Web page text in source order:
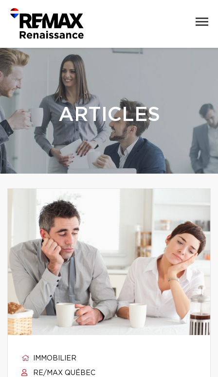
ARTICLES
IMMOBILIER
RE/MAX QUÉBEC